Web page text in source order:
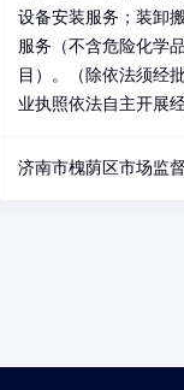
设备安装服务；装卸
服务（不含危险化学
目）。（除依法须经
业执照依法自主开展
济南市槐荫区市场监